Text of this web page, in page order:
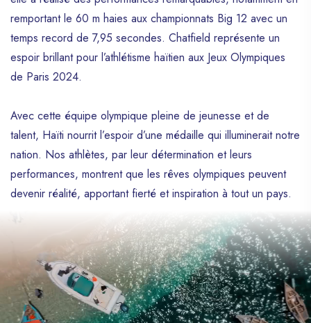
remportant le 60 m haies aux championnats Big 12 avec un
temps record de 7,95 secondes. Chatfield représente un
espoir brillant pour l’athlétisme haïtien aux Jeux Olympiques
de Paris 2024.
Avec cette équipe olympique pleine de jeunesse et de
talent, Haïti nourrit l’espoir d’une médaille qui illuminerait notre
nation. Nos athlètes, par leur détermination et leurs
performances, montrent que les rêves olympiques peuvent
devenir réalité, apportant fierté et inspiration à tout un pays.